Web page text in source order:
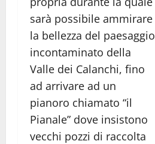
sarà possibile ammirare
la bellezza del paesaggio
incontaminato della
Valle dei Calanchi, fino
ad arrivare ad un
pianoro chiamato “il
Pianale” dove insistono
vecchi pozzi di raccolta